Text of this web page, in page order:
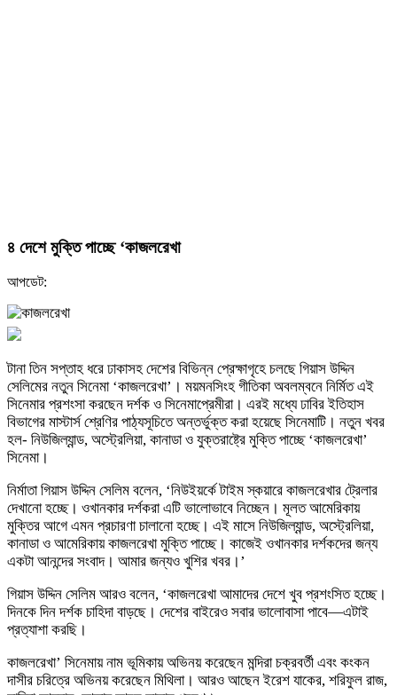
৪ দেশে মুক্তি পাচ্ছে ‘কাজলরেখা
আপডেট:
টানা তিন সপ্তাহ ধরে ঢাকাসহ দেশের বিভিন্ন প্রেক্ষাগৃহে চলছে গিয়াস উদ্দিন
সেলিমের নতুন সিনেমা ‘কাজলরেখা’। ময়মনসিংহ গীতিকা অবলম্বনে নির্মিত এই
সিনেমার প্রশংসা করছেন দর্শক ও সিনেমাপ্রেমীরা। এরই মধ্যে ঢাবির ইতিহাস
বিভাগের মাস্টার্স শ্রেণির পাঠ্যসূচিতে অন্তর্ভুক্ত করা হয়েছে সিনেমাটি। নতুন খবর
হল- নিউজিল্যান্ড, অস্ট্রেলিয়া, কানাডা ও যুক্তরাষ্ট্রে মুক্তি পাচ্ছে ‘কাজলরেখা’
সিনেমা।
নির্মাতা গিয়াস উদ্দিন সেলিম বলেন, ‘নিউইয়র্কে টাইম স্কয়ারে কাজলরেখার ট্রেলার
দেখানো হচ্ছে। ওখানকার দর্শকরা এটি ভালোভাবে নিচ্ছেন। মূলত আমেরিকায়
মুক্তির আগে এমন প্রচারণা চালানো হচ্ছে। এই মাসে নিউজিল্যান্ড, অস্ট্রেলিয়া,
কানাডা ও আমেরিকায় কাজলরেখা মুক্তি পাচ্ছে। কাজেই ওখানকার দর্শকদের জন্য
একটা আনন্দের সংবাদ। আমার জন্যও খুশির খবর।’
গিয়াস উদ্দিন সেলিম আরও বলেন, ‘কাজলরেখা আমাদের দেশে খুব প্রশংসিত হচ্ছে।
দিনকে দিন দর্শক চাহিদা বাড়ছে। দেশের বাইরেও সবার ভালোবাসা পাবে—এটাই
প্রত্যাশা করছি।
কাজলরেখা’ সিনেমায় নাম ভূমিকায় অভিনয় করেছেন মন্দিরা চক্রবর্তী এবং কংকন
দাসীর চরিত্রে অভিনয় করেছেন মিথিলা। আরও আছেন ইরেশ যাকের, শরিফুল রাজ,